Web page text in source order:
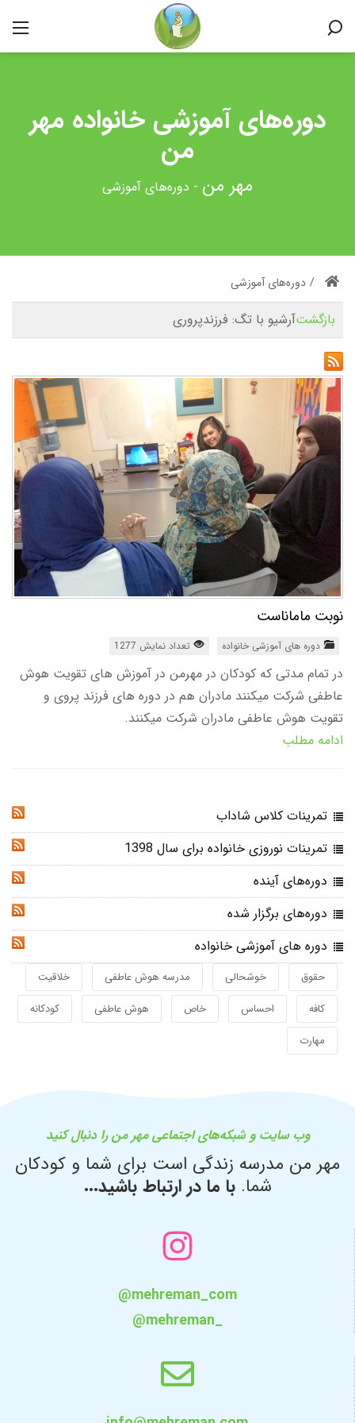
دوره‌های آموزشی خانواده مهر
من
- دوره‌های آموزشی
/ دوره‌های آموزشی
آرشیو با تگ: فرزندپروری بازگشت
نوبت ماماناست
دوره های آموزشی خانواده تعداد نمایش 1277
در تمام مدتی که کودکان در مهرمن در آموزش های تقویت هوش
عاطفی شرکت میکنند مادران هم در دوره های فرزند پروی و
تقویت هوش عاطفی مادران شرکت میکنند.
ادامه مطلب
تمرینات کلاس شاداب
تمرینات نوروزی خانواده برای سال 1398
دوره‌های آینده
دوره‌های برگزار شده
دوره های آموزشی خانواده
حقوق خوشحالی مدرسه هوش عاطفی
خلاقیت
کافه
احساس خاص هوش عاطفی
کودکانه
مهارت
وب سایت و شبکه‌های اجتماعی مهر من را دنبال کنید
مهر من مدرسه زندگی است برای شما و کودکان
شما. با ما در ارتباط باشید...
@mehreman_com
@mehreman_